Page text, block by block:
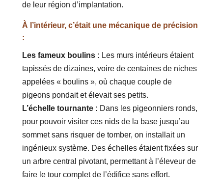
de leur région d’implantation.
À l’intérieur, c’était une mécanique de précision
:
Les fameux boulins : Les murs intérieurs étaient
tapissés de dizaines, voire de centaines de niches
appelées « boulins », où chaque couple de
pigeons pondait et élevait ses petits.
L’échelle tournante : Dans les pigeonniers ronds,
pour pouvoir visiter ces nids de la base jusqu’au
sommet sans risquer de tomber, on installait un
ingénieux système. Des échelles étaient fixées sur
un arbre central pivotant, permettant à l’éleveur de
faire le tour complet de l’édifice sans effort.